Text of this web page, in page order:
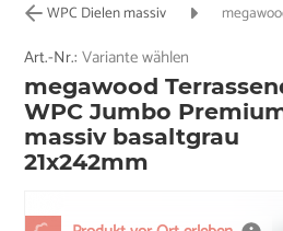
WPC Dielen massiv
Art.-Nr.:Variante wählen
megawood
WPC Jumbo
massiv basaltgrau
21x242mm